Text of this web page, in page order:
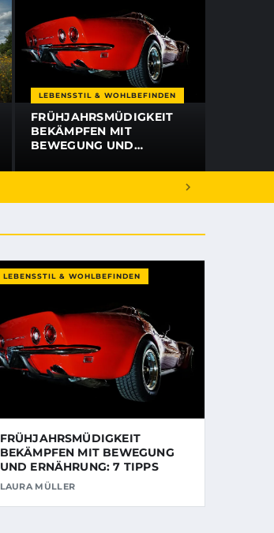
LEBENSSTIL & WOHLBEFINDEN
FRÜHJAHRSMÜDIGKEIT
BEKÄMPFEN MIT
BEWEGUNG UND
LEBENSSTIL & WOHLBEFINDEN
FRÜHJAHRSMÜDIGKEIT
BEKÄMPFEN MIT BEWEGUNG
UND ERNÄHRUNG: 7 TIPPS
LAURA MÜLLER